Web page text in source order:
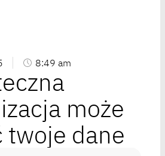
8:49 am
może
twoje dane